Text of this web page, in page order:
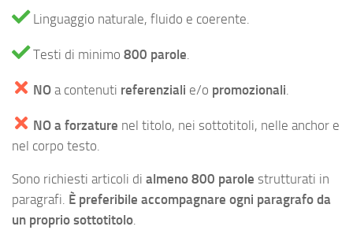
Linguaggio naturale, fluido e coerente.
Testi di minimo800 parole.
NO a contenuti referenziali e/o promozionali
NO a forzature nel titolo, nei sottotitoli, nelle anchor e
nel corpo testo.
Sono richiesti articoli di almeno 800 parole strutturati in
paragrafi. È preferibile accompagnare ogni paragrafo da
un proprio sottotitolo.